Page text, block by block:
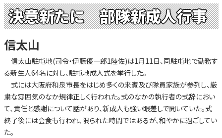
決意新たに 部隊新成人行事
信太山
信太山駐屯地(司令・伊藤優一郎1陸佐)は1月11日、同駐屯地で勤務す
る新生人64名に対し、駐屯地成人式を挙行した。
式には大阪府和泉市長をはじめ多くの来賓及び隊員家族が参列し、厳
粛な雰囲気のなか規律正しく行われた。式のなかの執行者の式辞におい
て、責任と感謝について話があり、新成人も強い眼差しで聞いていた。式
終了後には会食も行われ、限られた時間ではあるが、和やかに過ごしてい
た。